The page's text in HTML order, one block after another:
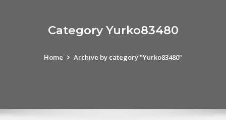
Category Yurko83480
Home Archive by category "Yurko83480"